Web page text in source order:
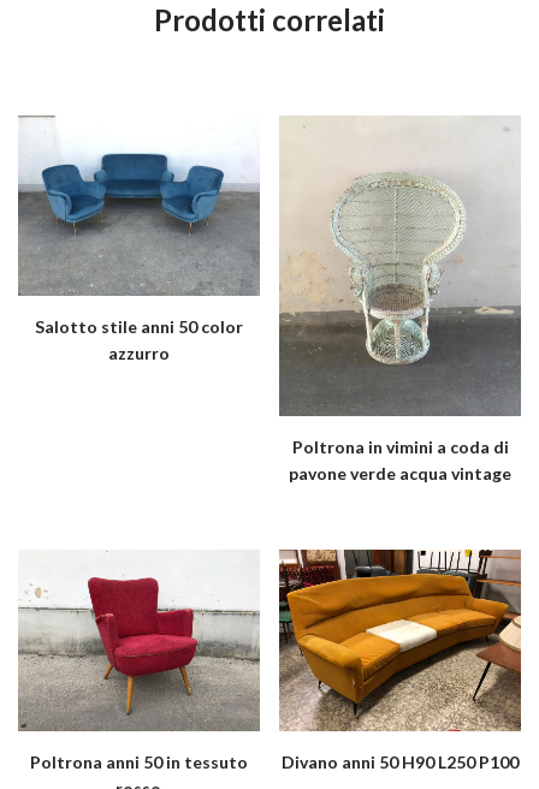
Prodotti correlati
Salotto stile anni 50 color
azzurro
Poltrona in vimini a coda di
pavone verde acqua vintage
Poltrona anni 50 in tessuto
Divano anni 50 H90 L250 P100